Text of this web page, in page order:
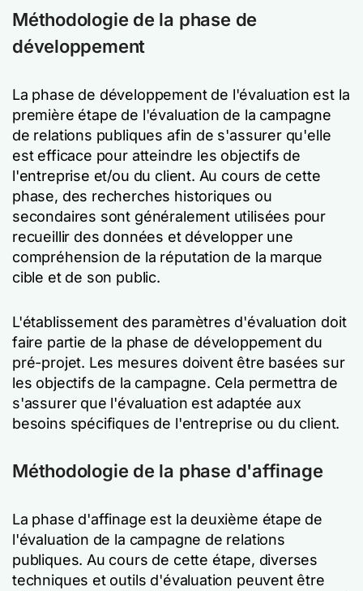
Méthodologie de la phase de
développement
La phase de développement de l'évaluation est la
première étape de l'évaluation de la campagne
de relations publiques afin de s'assurer qu'elle
est efficace pour atteindre les objectifs de
l'entreprise et/ou du client. Au cours de cette
phase, des recherches historiques ou
secondaires sont généralement utilisées pour
recueillir des données et développer une
compréhension de la réputation de la marque
cible et de son public.
L'établissement des paramètres d'évaluation doit
faire partie de la phase de développement du
pré-projet. Les mesures doivent être basées sur
les objectifs de la campagne. Cela permettra de
s'assurer que l'évaluation est adaptée aux
besoins spécifiques de l'entreprise ou du client.
Méthodologie de la phase d'affinage
La phase d'affinage est la deuxième étape de
l'évaluation de la campagne de relations
publiques. Au cours de cette étape, diverses
techniques et outils d'évaluation peuvent être